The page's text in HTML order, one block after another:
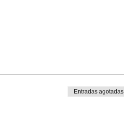
Entradas agotadas